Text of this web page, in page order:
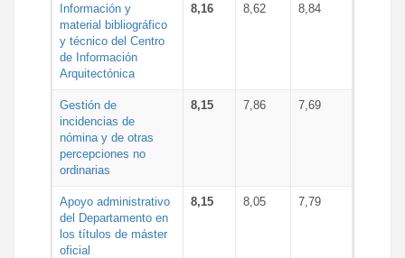
Información y
material bibliográfico
y técnico del Centro
de Información
Arquitectónica
8,16 8,62 8,84
Gestión de
incidencias de
nómina y de otras
percepciones no
ordinarias
8,15 7,86 7,69
Apoyo administrativo
del Departamento en
los títulos de máster
oficial
8,15 8,05 7,79